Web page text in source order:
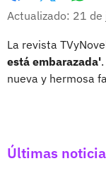
Facebook
X
Actualizado: 21
La revista
está embarazada'
nueva y hermosa
Últimas